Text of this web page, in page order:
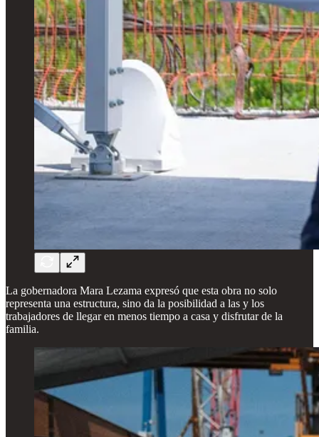
La gobernadora Mara Lezama expresó que esta obra no solo
representa una estructura, sino da la posibilidad a las y los
trabajadores de llegar en menos tiempo a casa y disfrutar de la
familia.